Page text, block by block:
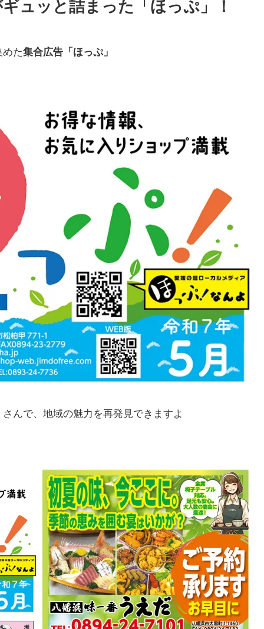
ュッと詰まった「ほっぷ」！
めた集合広告「ほっぷ」
んで、地域の魅力を再発見できますよ